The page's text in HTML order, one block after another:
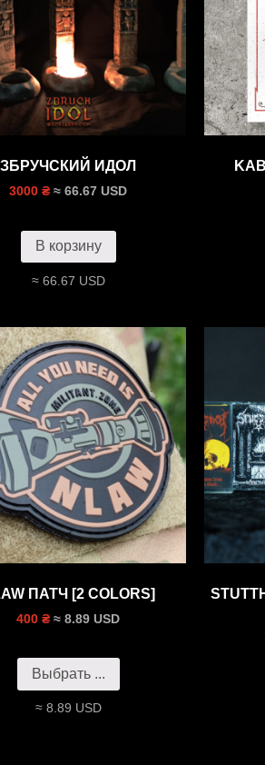
ЗБРУЧСКИЙ ИДОЛ
3000 ₴ ≈ 66.67 USD
В корзину
≈ 66.67 USD
ПАТЧ [2 COLORS]
400 ₴ ≈ 8.89 USD
Выбрать ...
≈ 8.89 USD